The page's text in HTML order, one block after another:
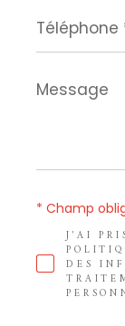
*
Message
*
J'AI
DES
* Champ